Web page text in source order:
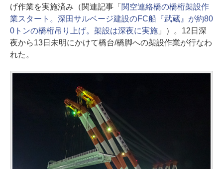
げ作業を実施済み（関連記事「 関空連絡橋の橋桁架設作
業スタート。深田サルベージ建設のFC船『武蔵』が約80
0トンの橋桁吊り上げ。架設は深夜に実施」）。12日深
夜から13日未明にかけて橋台/橋脚への架設作業が行なわ
れた。